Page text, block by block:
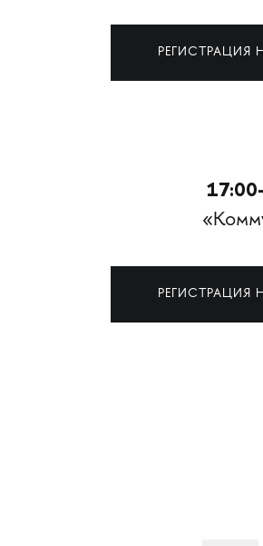
РЕГИСТРАЦИЯ
РЕГИСТРАЦИЯ